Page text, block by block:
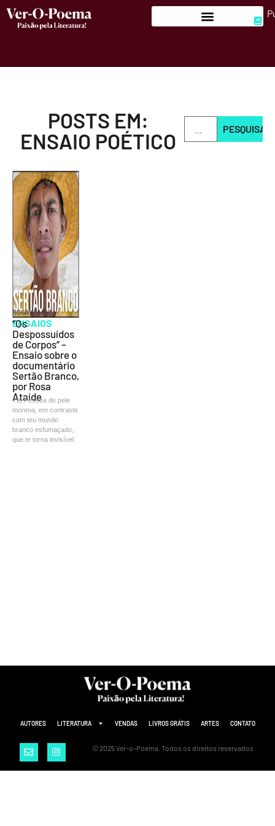
POSTS EM:
ENSAIO POÉTICO
PESQUISAR
ROSA ATAÍDE
ENSAIOS
“Os
Despossuídos
de Corpos” –
Ensaio sobre o
documentário
Sertão Branco,
por Rosa
Ataíde
Tu, Pessoa de pele
morena, em contraste
com teu mundo
branco esfumaçado,
que te torna invisível
AUTORES LITERATURA VENDAS LIVROS GRÁTIS ARTES CONTATO
© 2025 Ver-o-Poema. Todos os direitos reservados.